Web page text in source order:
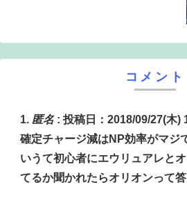
コメント
匿名: 投稿日：2018/09/27(木)
確定チャージ減はNP効率がマジ
いうて初心者にエウリュアレと
てるか聞かれたらオリオンって